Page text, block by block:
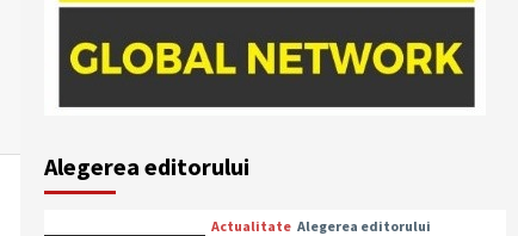
Alegerea editorului
Actualitate Alegerea editorului